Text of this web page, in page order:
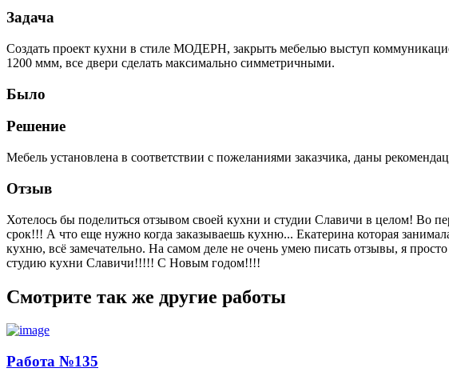
Задача
Создать проект кухни в стиле МОДЕРН, закрыть мебелью выступ
1200 ммм, все двери сделать максимально симметричными.
Было
Решение
Мебель установлена в соответствии с пожеланиями заказчика, даны
Отзыв
Хотелось бы поделиться отзывом своей кухни и студии Славичи в целом! Во
срок!!! А что еще нужно когда заказываешь кухню... Екатерина которая
кухню, всё замечательно. На самом деле не очень умею писать отзывы, я просто
студию кухни Славичи!!!!! С Новым годом!!!!
Смотрите так же другие работы
Работа №135